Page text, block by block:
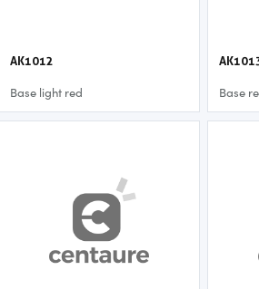
AK1012
Base light red Base